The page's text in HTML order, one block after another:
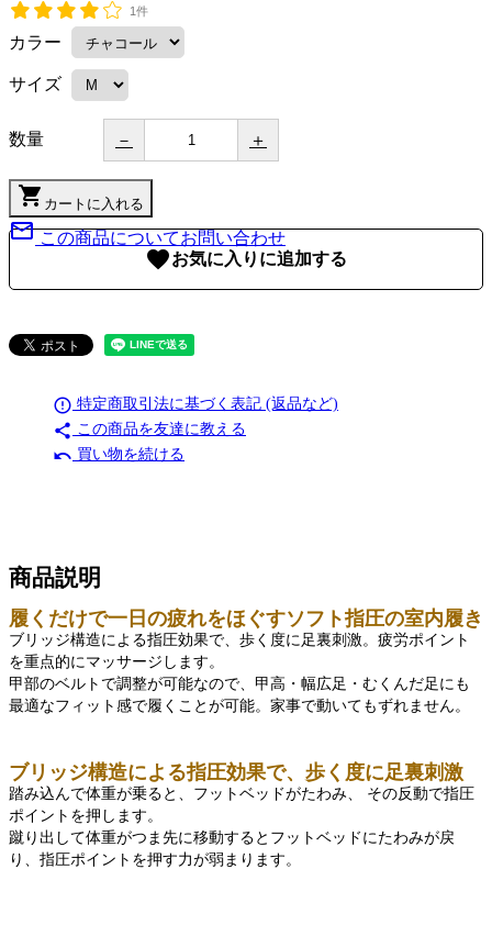
1件
カラー
サイズ
数量 － ＋
shopping_cart カートに入れる
mail_outline この商品についてお問い合わせ
favorite
error_outline 特定商取引法に基づく表記 (返品など)
share この商品を友達に教える
undo 買い物を続ける
商品説明
履くだけで一日の疲れをほぐすソフト指圧の室内履き
ブリッジ構造による指圧効果で、歩く度に足裏刺激。疲労ポイント
を重点的にマッサージします。
甲部のベルトで調整が可能なので、甲高・幅広足・むくんだ足にも
最適なフィット感で履くことが可能。家事で動いてもずれません。
ブリッジ構造による指圧効果で、歩く度に足裏刺激
踏み込んで体重が乗ると、フットベッドがたわみ、 その反動で指圧
ポイントを押します。
蹴り出して体重がつま先に移動するとフットベッドにたわみが戻
り、指圧ポイントを押す力が弱まります。